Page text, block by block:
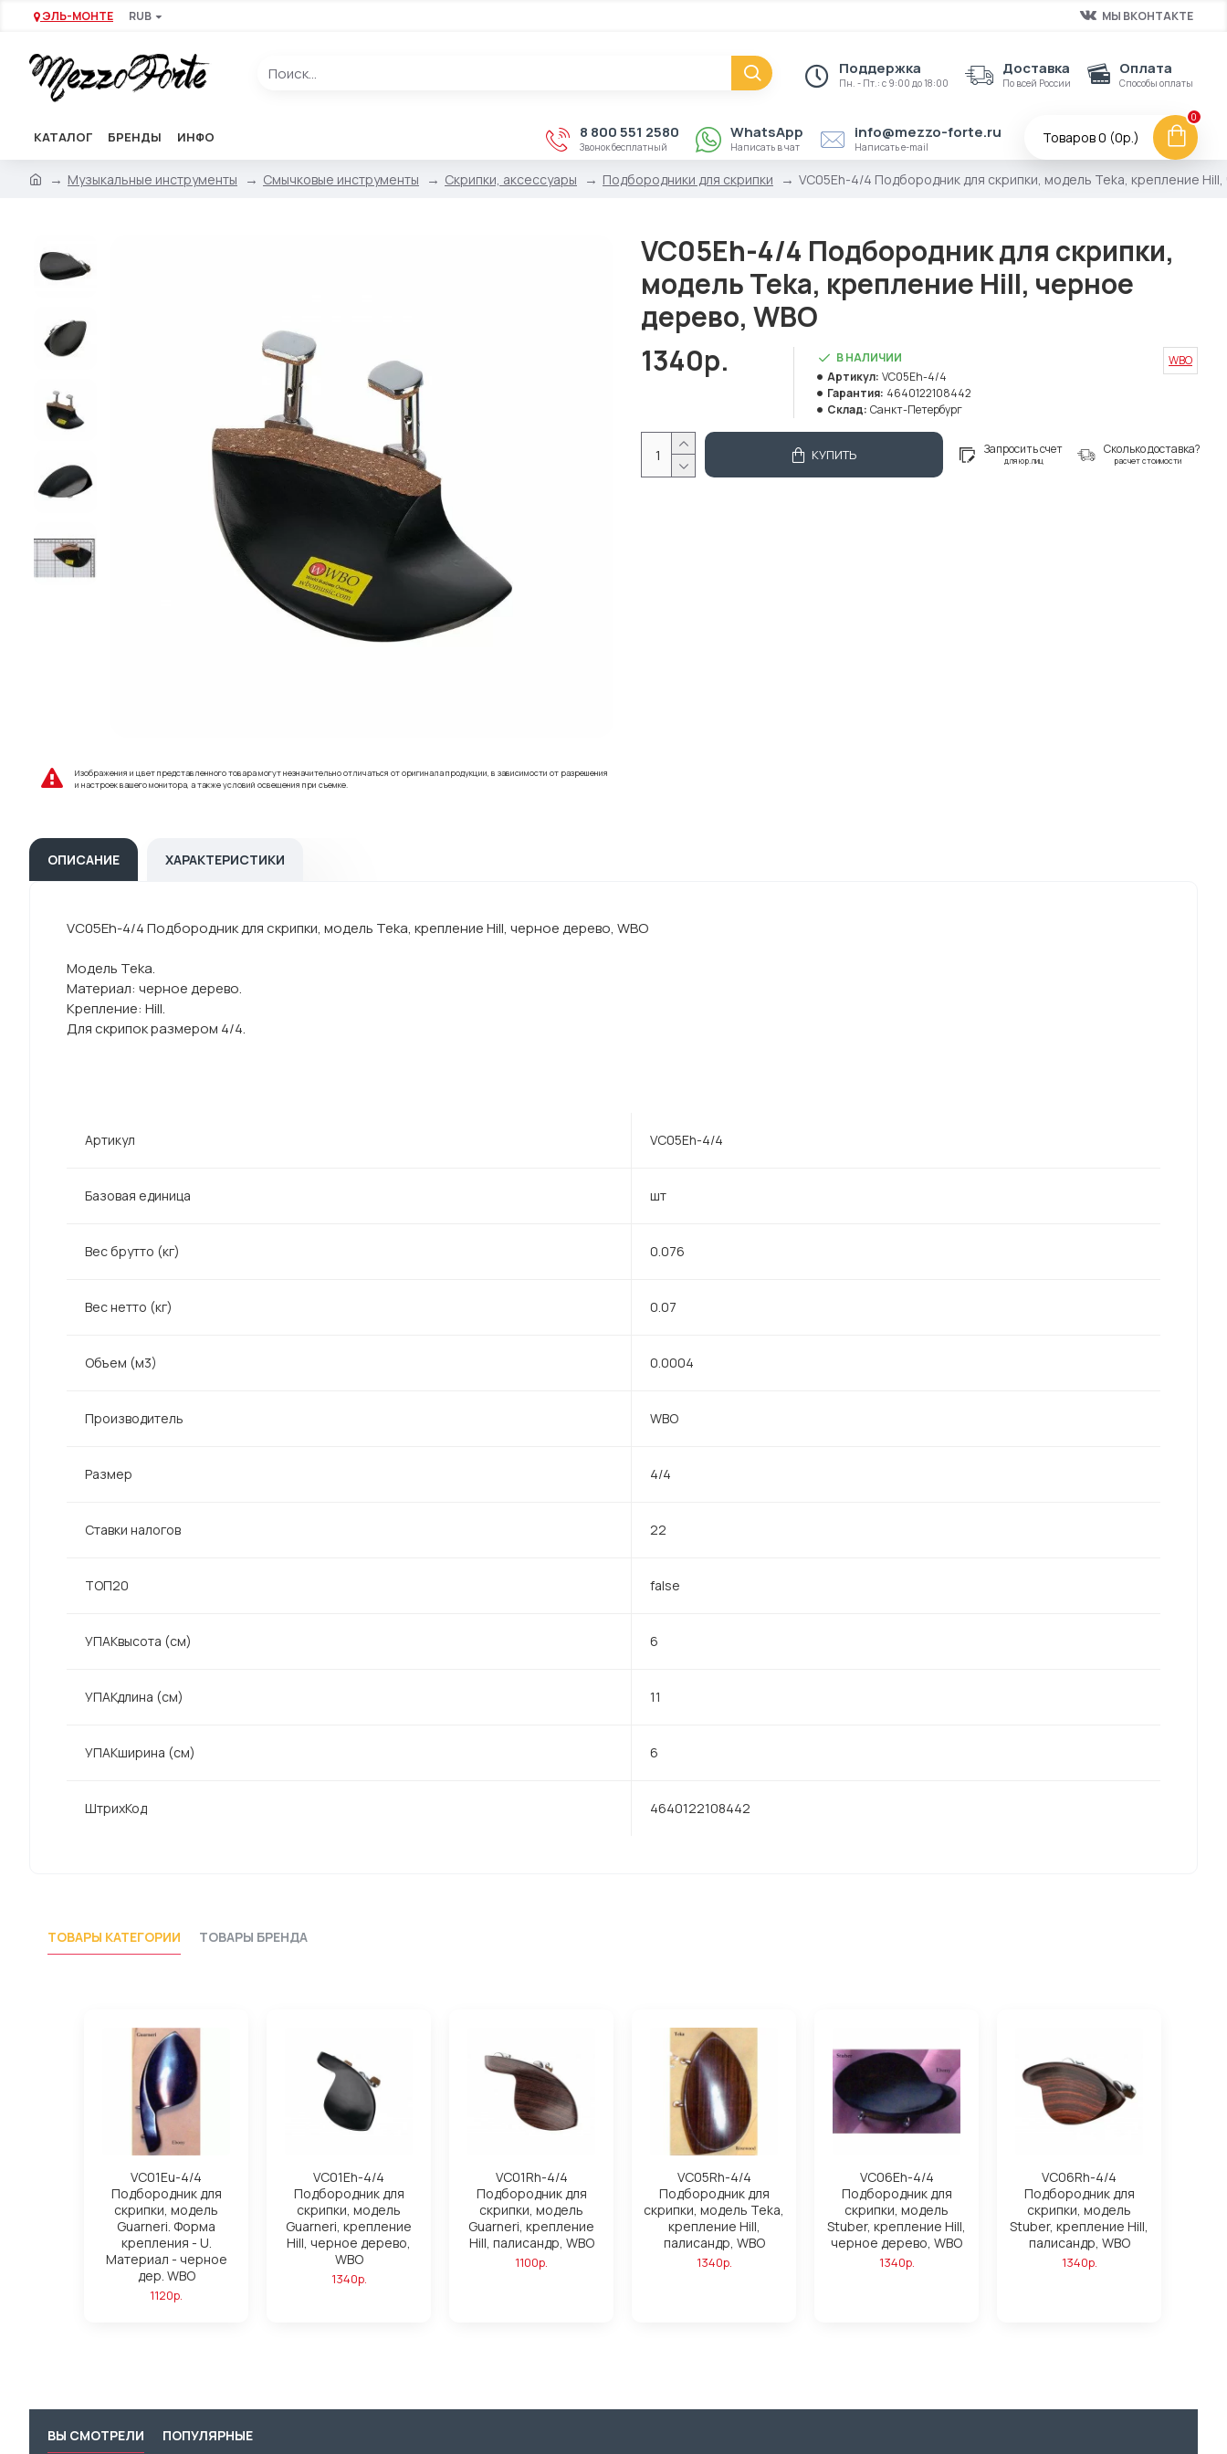
ЭЛЬ-МОНТЕ RUB МЫ ВКОНТАКТЕ
Поддержка
Пн. - Пт.: с 9:00 до 18:00
Доставка
По всей России
Оплата
Способы оплаты
КАТАЛОГ БРЕНДЫ ИНФО 8 800 551 2580
Звонок бесплатный
WhatsApp
Написать в чат
info@mezzo-forte.ru
Написать e-mail
Товаров 0 (0р.)
0
Музыкальные инструменты Смычковые инструменты Скрипки, аксессуары Подбородники для скрипки VC05Eh-4/4 Подбородник для скрипки, модель Teka, крепление
Изображения и цвет представленного товара могут незначительно отличаться от оригинала продукции, в зависимости от разрешения
и настроек вашего монитора, а также условий освещения при съемке.
VC05Eh-4/4 Подбородник для скрипки,
модель Teka, крепление Hill, черное
дерево, WBO
1340р.
В НАЛИЧИИ
Артикул: VC05Eh-4/4
Гарантия: 4640122108442
Склад: Санкт-Петербург
WBO
КУПИТЬ Запросить счет
для юр.лиц
Сколько доставка?
расчет стоимости
ОПИСАНИЕ ХАРАКТЕРИСТИКИ
VC05Eh-4/4 Подбородник для скрипки, модель Teka, крепление Hill, черное дерево, WBO
Модель Teka.
Материал: черное дерево.
Крепление: Hill.
Для скрипок размером 4/4.
Артикул VC05Eh-4/4
Базовая единица шт
Вес брутто (кг) 0.076
Вес нетто (кг) 0.07
Объем (м3) 0.0004
Производитель WBO
Размер 4/4
Ставки налогов 22
ТОП20 false
УПАКвысота (см) 6
УПАКдлина (см) 11
УПАКширина (см) 6
ШтрихКод 4640122108442
ТОВАРЫ КАТЕГОРИИ ТОВАРЫ БРЕНДА
VC01Eu-4/4
Подбородник для
скрипки, модель
Guarneri. Форма
крепления - U.
Материал - черное
дер. WBO
1120р.
VC01Eh-4/4
Подбородник для
скрипки, модель
Guarneri, крепление
Hill, черное дерево,
WBO
1340р.
VC01Rh-4/4
Подбородник для
скрипки, модель
Guarneri, крепление
Hill, палисандр, WBO
1100р.
VC05Rh-4/4
Подбородник для
скрипки, модель Teka,
крепление Hill,
палисандр, WBO
1340р.
VC06Eh-4/4
Подбородник для
скрипки, модель
Stuber, крепление Hill,
черное дерево, WBO
1340р.
VC06Rh-4/4
Подбородник для
скрипки, модель
Stuber, крепление Hill,
палисандр, WBO
1340р.
ВЫ СМОТРЕЛИ ПОПУЛЯРНЫЕ